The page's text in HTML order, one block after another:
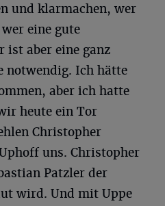
und klarmachen, wer
eine gute
ist aber eine ganz
notwendig. Ich hätte
aber ich hatte
heute ein Tor
Christopher
uns. Christopher
Patzler der
wird. Und mit Uppe